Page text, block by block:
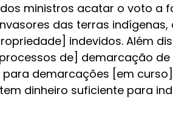
ministros acatar o voto a
das terras indígenas,
indevidos. Além
de] demarcação de
demarcações [em
dinheiro suficiente para